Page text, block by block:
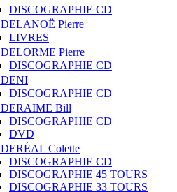
DISCOGRAPHIE CD
DELANOË Pierre
LIVRES
DELORME Pierre
DISCOGRAPHIE CD
DENI
DISCOGRAPHIE CD
DERAIME Bill
DISCOGRAPHIE CD
DVD
DERÉAL Colette
DISCOGRAPHIE CD
DISCOGRAPHIE 45 TOURS
DISCOGRAPHIE 33 TOURS